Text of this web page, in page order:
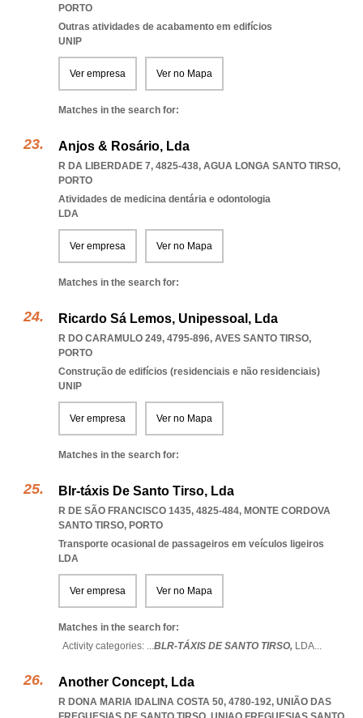
PORTO
Outras atividades de acabamento em edifícios
UNIP
Ver empresa Ver no Mapa
Matches in the search for:
Anjos & Rosário, Lda
R DA LIBERDADE 7, 4825-438, AGUA LONGA SANTO TIRSO,
PORTO
Atividades de medicina dentária e odontologia
LDA
Ver empresa Ver no Mapa
Matches in the search for:
Ricardo Sá Lemos, Unipessoal, Lda
R DO CARAMULO 249, 4795-896, AVES SANTO TIRSO,
PORTO
Construção de edifícios (residenciais e não residenciais)
UNIP
Ver empresa Ver no Mapa
Matches in the search for:
Blr-táxis De Santo Tirso, Lda
R DE SÃO FRANCISCO 1435, 4825-484, MONTE CORDOVA
SANTO TIRSO, PORTO
Transporte ocasional de passageiros em veículos ligeiros
LDA
Ver empresa Ver no Mapa
Matches in the search for:
Activity categories: ...BLR-TÁXIS DE SANTO TIRSO, LDA...
Another Concept, Lda
R DONA MARIA IDALINA COSTA 50, 4780-192, UNIÃO DAS